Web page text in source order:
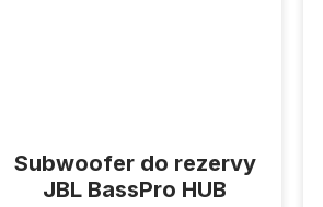
Subwoofer do rezervy
JBL BassPro HUB